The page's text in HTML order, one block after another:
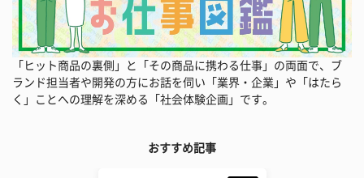
「ヒット商品の裏側」と「その商品に携わる仕事」の両面で、ブ
ランド担当者や開発の方にお話を伺い「業界・企業」や「はたら
く」ことへの理解を深める「社会体験企画」です。
おすすめ記事